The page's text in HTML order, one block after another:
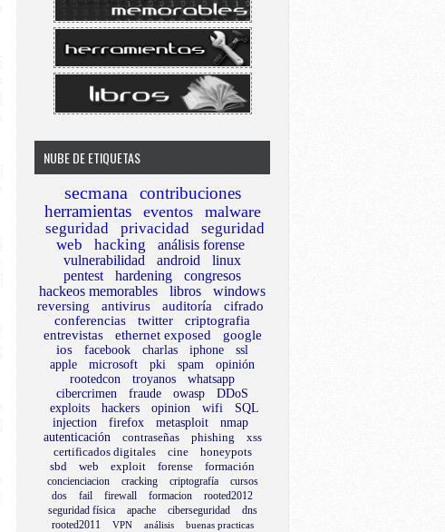
NUBE DE ETIQUETAS
secmana
contribuciones
herramientas
eventos malware
seguridad privacidad
seguridad
web
hacking
análisis forense
vulnerabilidad
android
linux
pentest
hardening
congresos
hackeos memorables
libros windows
reversing antivirus auditoría
cifrado
conferencias
twitter
criptografia
entrevistas
ethernet exposed
google
ios
facebook charlas iphone
ssl
apple
microsoft pki spam
opinión
rootedcon
troyanos
whatsapp
cibercrimen
fraude owasp
DDoS
exploits
hackers opinion wifi
SQL
injection
firefox metasploit
nmap
autenticación
contraseñas phishing
xss
certificados digitales
cine
honeypots
sbd
web exploit forense formación
concienciacion cracking criptografía
cursos
dos
fail firewall formacion
rooted2012
seguridad física
apache ciberseguridad
dns
rooted2011
VPN análisis
buenas practicas